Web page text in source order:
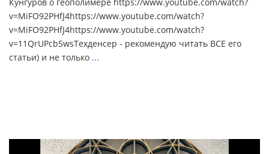
v=MiFO92PHfJ4https://www.youtube.com/watch?
v=MiFO92PHfJ4https://www.youtube.com/watch?
v=11QrUPcb5wsТехденсер - рекомендую читать ВСЕ его
статьи) и не только ...